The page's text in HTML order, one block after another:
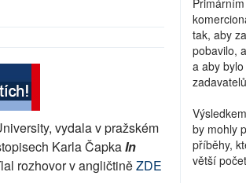
vydala v pražském
Karla ČapkaIn
rozhovor v angličtiněZDE
tak, aby
pobavilo,
a aby
by mohly
příběhy,
větší